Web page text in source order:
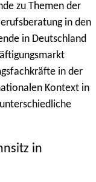
zu Themen der
in den
in Deutschland
in der
Kontext in
in